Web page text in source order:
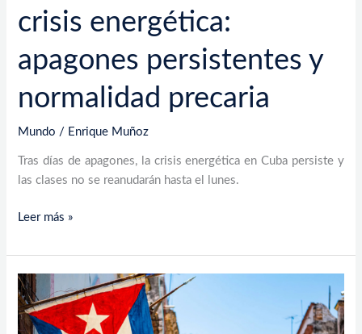
crisis energética:
apagones persistentes y
normalidad precaria
Mundo / Enrique Muñoz
Tras días de apagones, la crisis energética en Cuba persiste y
las clases no se reanudarán hasta el lunes.
Leer más »
Cuba
enfrenta
su